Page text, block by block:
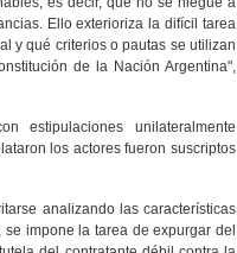
Ello exterioriza la difícil tarea
y qué criterios o pautas se utilizan
de
la Nación Argentina",
estipulaciones unilateralmente
los actores fueron suscriptos
analizando las características
impone la tarea de expurgar del